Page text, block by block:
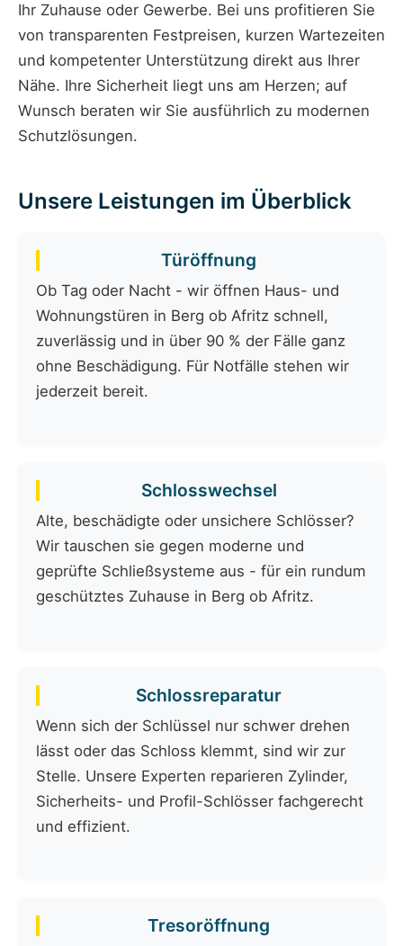
Ihr Zuhause oder Gewerbe. Bei uns profitieren Sie
von transparenten Festpreisen, kurzen Wartezeiten
und kompetenter Unterstützung direkt aus Ihrer
Nähe. Ihre Sicherheit liegt uns am Herzen; auf
Wunsch beraten wir Sie ausführlich zu modernen
Schutzlösungen.
Unsere Leistungen im Überblick
Türöffnung
Ob Tag oder Nacht - wir öffnen Haus- und
Wohnungstüren in Berg ob Afritz schnell,
zuverlässig und in über 90 % der Fälle ganz
ohne Beschädigung. Für Notfälle stehen wir
jederzeit bereit.
Schlosswechsel
Alte, beschädigte oder unsichere Schlösser?
Wir tauschen sie gegen moderne und
geprüfte Schließsysteme aus - für ein rundum
geschütztes Zuhause in Berg ob Afritz.
Schlossreparatur
Wenn sich der Schlüssel nur schwer drehen
lässt oder das Schloss klemmt, sind wir zur
Stelle. Unsere Experten reparieren Zylinder,
Sicherheits- und Profil-Schlösser fachgerecht
und effizient.
Tresoröffnung